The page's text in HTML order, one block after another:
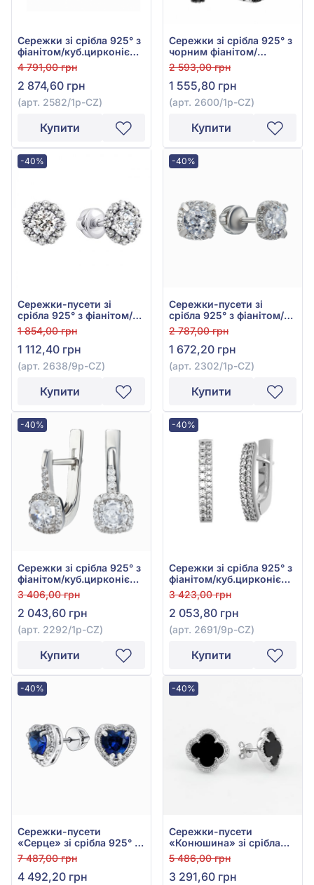
Сережки зі срібла 925° з
фіанітом/куб.цирконієм,
арт. 2582/1р-CZ
4 791,00 грн
2 874,60 грн
(арт. 2582/1р-CZ)
Купити
Сережки зі срібла 925° з
чорним фіанітом/
куб.цирконієм, арт.
2600/1р-CZ
2 593,00 грн
1 555,80 грн
(арт. 2600/1р-CZ)
Купити
-40%
Сережки-пусети зі
срібла 925° з фіанітом/
куб.цирконієм, арт.
2638/9р-CZ
1 854,00 грн
1 112,40 грн
(арт. 2638/9р-CZ)
Купити
-40%
Сережки-пусети зі
срібла 925° з фіанітом/
куб.цирконієм, арт.
2302/1р-CZ
2 787,00 грн
1 672,20 грн
(арт. 2302/1р-CZ)
Купити
-40%
Сережки зі срібла 925° з
фіанітом/куб.цирконієм,
арт. 2292/1р-CZ
3 406,00 грн
2 043,60 грн
(арт. 2292/1р-CZ)
Купити
-40%
Сережки зі срібла 925° з
фіанітом/куб.цирконієм,
арт. 2691/9р-CZ
3 423,00 грн
2 053,80 грн
(арт. 2691/9р-CZ)
Купити
-40%
Сережки-пусети
«Серце» зі срібла 925° з
синім гідро. сапфіром та
фіанітом/куб.цирконієм,
арт. 2477/1р-HSPH
7 487,00 грн
4 492,20 грн
-40%
Сережки-пусети
«Конюшина» зі срібла
925° з фіанітом/
куб.цирконієм та чорним
оніксом, арт. 20354ch
5 486,00 грн
3 291,60 грн